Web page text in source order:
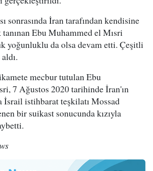
sonrasında İran tarafından kendisine
Ebu Muhammed el Mısri
yoğunluklu da olsa devam etti. Çeşitli
mecbur tutulan Ebu
7 Ağustos 2020 tarihinde İran'ın
İsrail istihbarat teşkilatı Mossad
bir suikast sonucunda kızıyla